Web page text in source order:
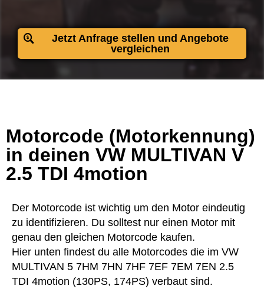
Jetzt Anfrage stellen und Angebote
vergleichen
Motorcode (Motorkennung)
in deinen VW MULTIVAN V
2.5 TDI 4motion
Der Motorcode ist wichtig um den Motor eindeutig
zu identifizieren. Du solltest nur einen Motor mit
genau den gleichen Motorcode kaufen.
Hier unten findest du alle Motorcodes die im VW
MULTIVAN 5 7HM 7HN 7HF 7EF 7EM 7EN 2.5
TDI 4motion (130PS, 174PS) verbaut sind.